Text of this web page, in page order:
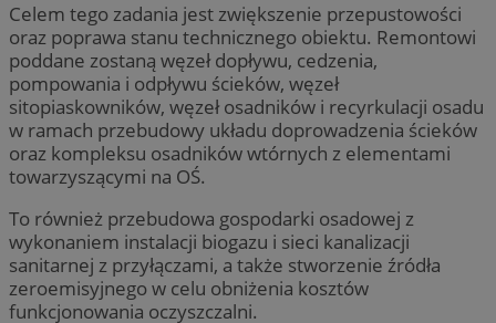
Celem tego zadania jest zwiększenie przepustowości
oraz poprawa stanu technicznego obiektu. Remontowi
poddane zostaną węzeł dopływu, cedzenia,
pompowania i odpływu ścieków, węzeł
sitopiaskowników, węzeł osadników i recyrkulacji osadu
w ramach przebudowy układu doprowadzenia ścieków
oraz kompleksu osadników wtórnych z elementami
towarzyszącymi na OŚ.
To również przebudowa gospodarki osadowej z
wykonaniem instalacji biogazu i sieci kanalizacji
sanitarnej z przyłączami, a także stworzenie źródła
zeroemisyjnego w celu obniżenia kosztów
funkcjonowania oczyszczalni.